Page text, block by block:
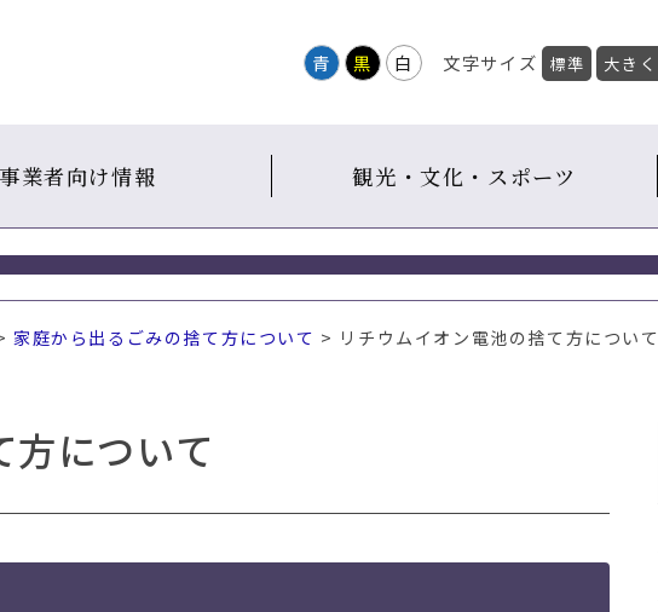
青 黒 白 文字サイズ 標準 大きく
事業者向け情報 観光・文化・スポーツ
家庭から出るごみの捨て方について > リチウムイオン電池の捨て方について
方について